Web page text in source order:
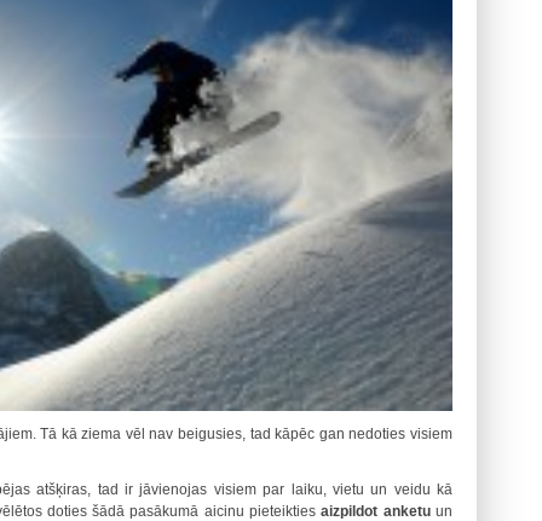
Tā kā ziema vēl nav beigusies, tad kāpēc gan nedoties visiem
atšķiras, tad ir jāvienojas visiem par laiku, vietu un veidu kā
doties šādā pasākumā aicinu pieteikties aizpildot anketuun